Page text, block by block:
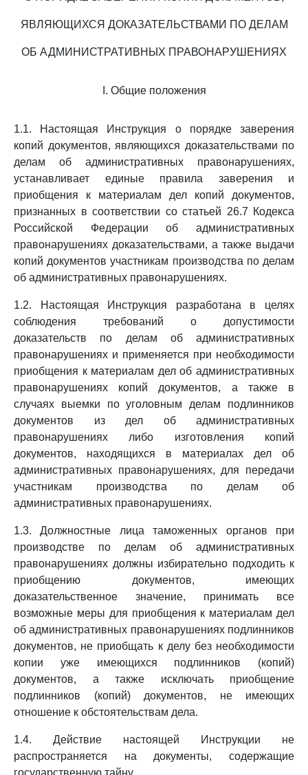
ЯВЛЯЮЩИХСЯ ДОКАЗАТЕЛЬСТВАМИ ПО ДЕЛАМ
ОБ АДМИНИСТРАТИВНЫХ ПРАВОНАРУШЕНИЯХ
I. Общие положения
1.1. Настоящая Инструкция о порядке заверения
копий документов, являющихся доказательствами по
делам об административных правонарушениях,
устанавливает единые правила заверения и
приобщения к материалам дел копий документов,
признанных в соответствии со статьей 26.7 Кодекса
Российской Федерации об административных
правонарушениях доказательствами, а также выдачи
копий документов участникам производства по делам
об административных правонарушениях.
1.2. Настоящая Инструкция разработана в целях
соблюдения требований о допустимости
доказательств по делам об административных
правонарушениях и применяется при необходимости
приобщения к материалам дел об административных
правонарушениях копий документов, а также в
случаях выемки по уголовным делам подлинников
документов из дел об административных
правонарушениях либо изготовления копий
документов, находящихся в материалах дел об
административных правонарушениях, для передачи
участникам производства по делам об
административных правонарушениях.
1.3. Должностные лица таможенных органов при
производстве по делам об административных
правонарушениях должны избирательно подходить к
приобщению документов, имеющих
доказательственное значение, принимать все
возможные меры для приобщения к материалам дел
об административных правонарушениях подлинников
документов, не приобщать к делу без необходимости
копии уже имеющихся подлинников (копий)
документов, а также исключать приобщение
подлинников (копий) документов, не имеющих
отношение к обстоятельствам дела.
1.4. Действие настоящей Инструкции не
распространяется на документы, содержащие
государственную тайну.